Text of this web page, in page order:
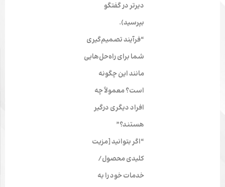
دیرتر در گفتگو
بپرسید).
“فرآیند تصمیم‌گیری
شما برای راه‌حل‌هایی
مانند این چگونه
است؟ معمولاً چه
افراد دیگری درگیر
هستند؟”
“اگر بتوانید [مزیت
کلیدی محصول/
خدمات خود را به